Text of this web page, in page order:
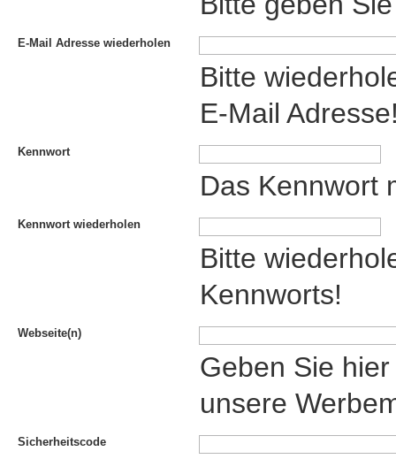
E-Mail Adresse wiederholen
Bitte
E-Mail
Kennwort
Das Kennwort
Kennwort wiederholen
Bitte
Kennworts!
Webseite(n)
Geben Sie
unsere
Sicherheitscode